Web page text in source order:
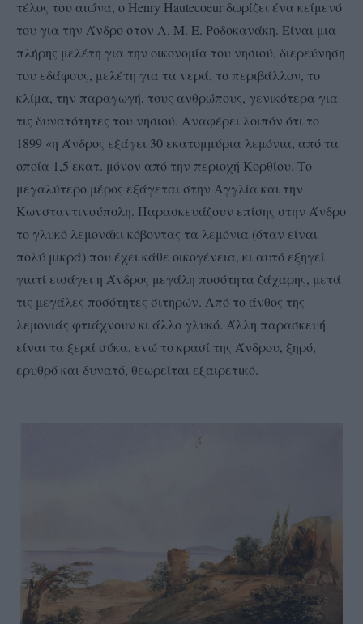
τέλος του αιώνα, ο Henry Hautecoeur δωρίζει ένα κείμενό
του για την Άνδρο στον Α. Μ. Ε. Ροδοκανάκη. Είναι μια
πλήρης μελέτη για την οικονομία του νησιού, διερεύνηση
του εδάφους, μελέτη για τα νερά, το περιβάλλον, το
κλίμα, την παραγωγή, τους ανθρώπους, γενικότερα για
τις δυνατότητες του νησιού. Αναφέρει λοιπόν ότι το
1899 «η Άνδρος εξάγει 30 εκατομμύρια λεμόνια, από τα
οποία 1,5 εκατ. μόνον από την περιοχή Κορθίου. Το
μεγαλύτερο μέρος εξάγεται στην Αγγλία και την
Κωνσταντινούπολη. Παρασκευάζουν επίσης στην Άνδρο
το γλυκό λεμονάκι κόβοντας τα λεμόνια (όταν είναι
πολύ μικρά) που έχει κάθε οικογένεια, κι αυτό εξηγεί
γιατί εισάγει η Άνδρος μεγάλη ποσότητα ζάχαρης, μετά
τις μεγάλες ποσότητες σιτηρών. Από το άνθος της
λεμονιάς φτιάχνουν κι άλλο γλυκό. Άλλη παρασκευή
είναι τα ξερά σύκα, ενώ το κρασί της Άνδρου, ξηρό,
ερυθρό και δυνατό, θεωρείται εξαιρετικό.